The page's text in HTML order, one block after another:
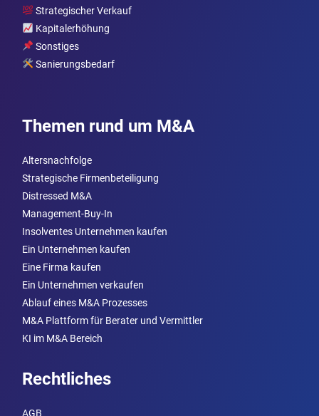
Strategischer Verkauf
Kapitalerhöhung
Sonstiges
Sanierungsbedarf
Themen rund um M&A
Altersnachfolge
Strategische Firmenbeteiligung
Distressed M&A
Management-Buy-In
Insolventes Unternehmen kaufen
Ein Unternehmen kaufen
Eine Firma kaufen
Ein Unternehmen verkaufen
Ablauf eines M&A Prozesses
M&A Plattform für Berater und Vermittler
KI im M&A Bereich
Rechtliches
AGB